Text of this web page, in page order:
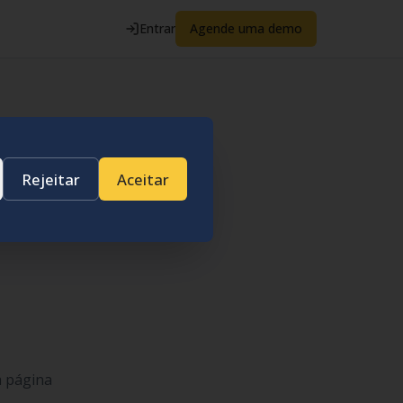
Entrar Agende uma demo
página
Rejeitar Aceitar